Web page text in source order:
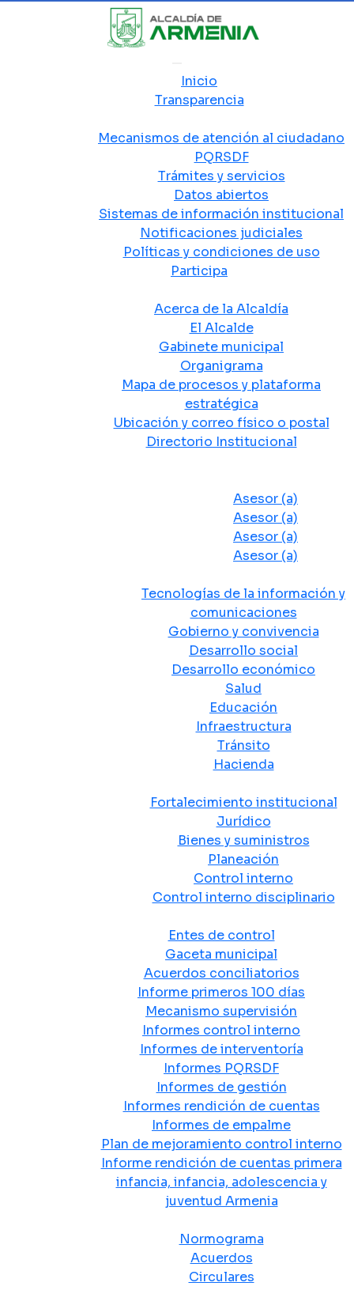
Inicio
Transparencia
Mecanismos de atención al ciudadano
PQRSDF
Trámites y servicios
Datos abiertos
Sistemas de información institucional
Notificaciones judiciales
Políticas y condiciones de uso
Participa
Acerca de la Alcaldía
El Alcalde
Gabinete municipal
Organigrama
Mapa de procesos y plataforma
estratégica
Ubicación y correo físico o postal
Directorio Institucional
Asesor (a)
Asesor (a)
Asesor (a)
Asesor (a)
Tecnologías de la información y
comunicaciones
Gobierno y convivencia
Desarrollo social
Desarrollo económico
Salud
Educación
Infraestructura
Tránsito
Hacienda
Fortalecimiento institucional
Jurídico
Bienes y suministros
Planeación
Control interno
Control interno disciplinario
Entes de control
Gaceta municipal
Acuerdos conciliatorios
Informe primeros 100 días
Mecanismo supervisión
Informes control interno
Informes de interventoría
Informes PQRSDF
Informes de gestión
Informes rendición de cuentas
Informes de empalme
Plan de mejoramiento control interno
Informe rendición de cuentas primera
infancia, infancia, adolescencia y
juventud Armenia
Normograma
Acuerdos
Circulares